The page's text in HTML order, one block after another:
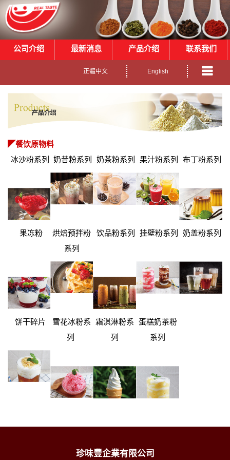
公司介绍 最新消息 产品介绍 联系我们
正體中文 English
◤餐饮原物料
冰沙粉系列
奶昔粉系列 奶茶粉系列 果汁粉系列 布丁粉系列
果冻粉
烘焙预拌粉
系列
饮品粉系列 挂壁粉系列 奶盖粉系列
饼干碎片
雪花冰粉系
列
霜淇淋粉系
列
蛋糕奶茶粉
系列
珍味豐企業有限公司